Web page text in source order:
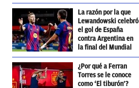
La razón por la que
Lewandowski celebró
el gol de España
contra Argentina en
la final del Mundial
¿Por qué a Ferran
Torres se le conoce
como ‘El tiburón’?